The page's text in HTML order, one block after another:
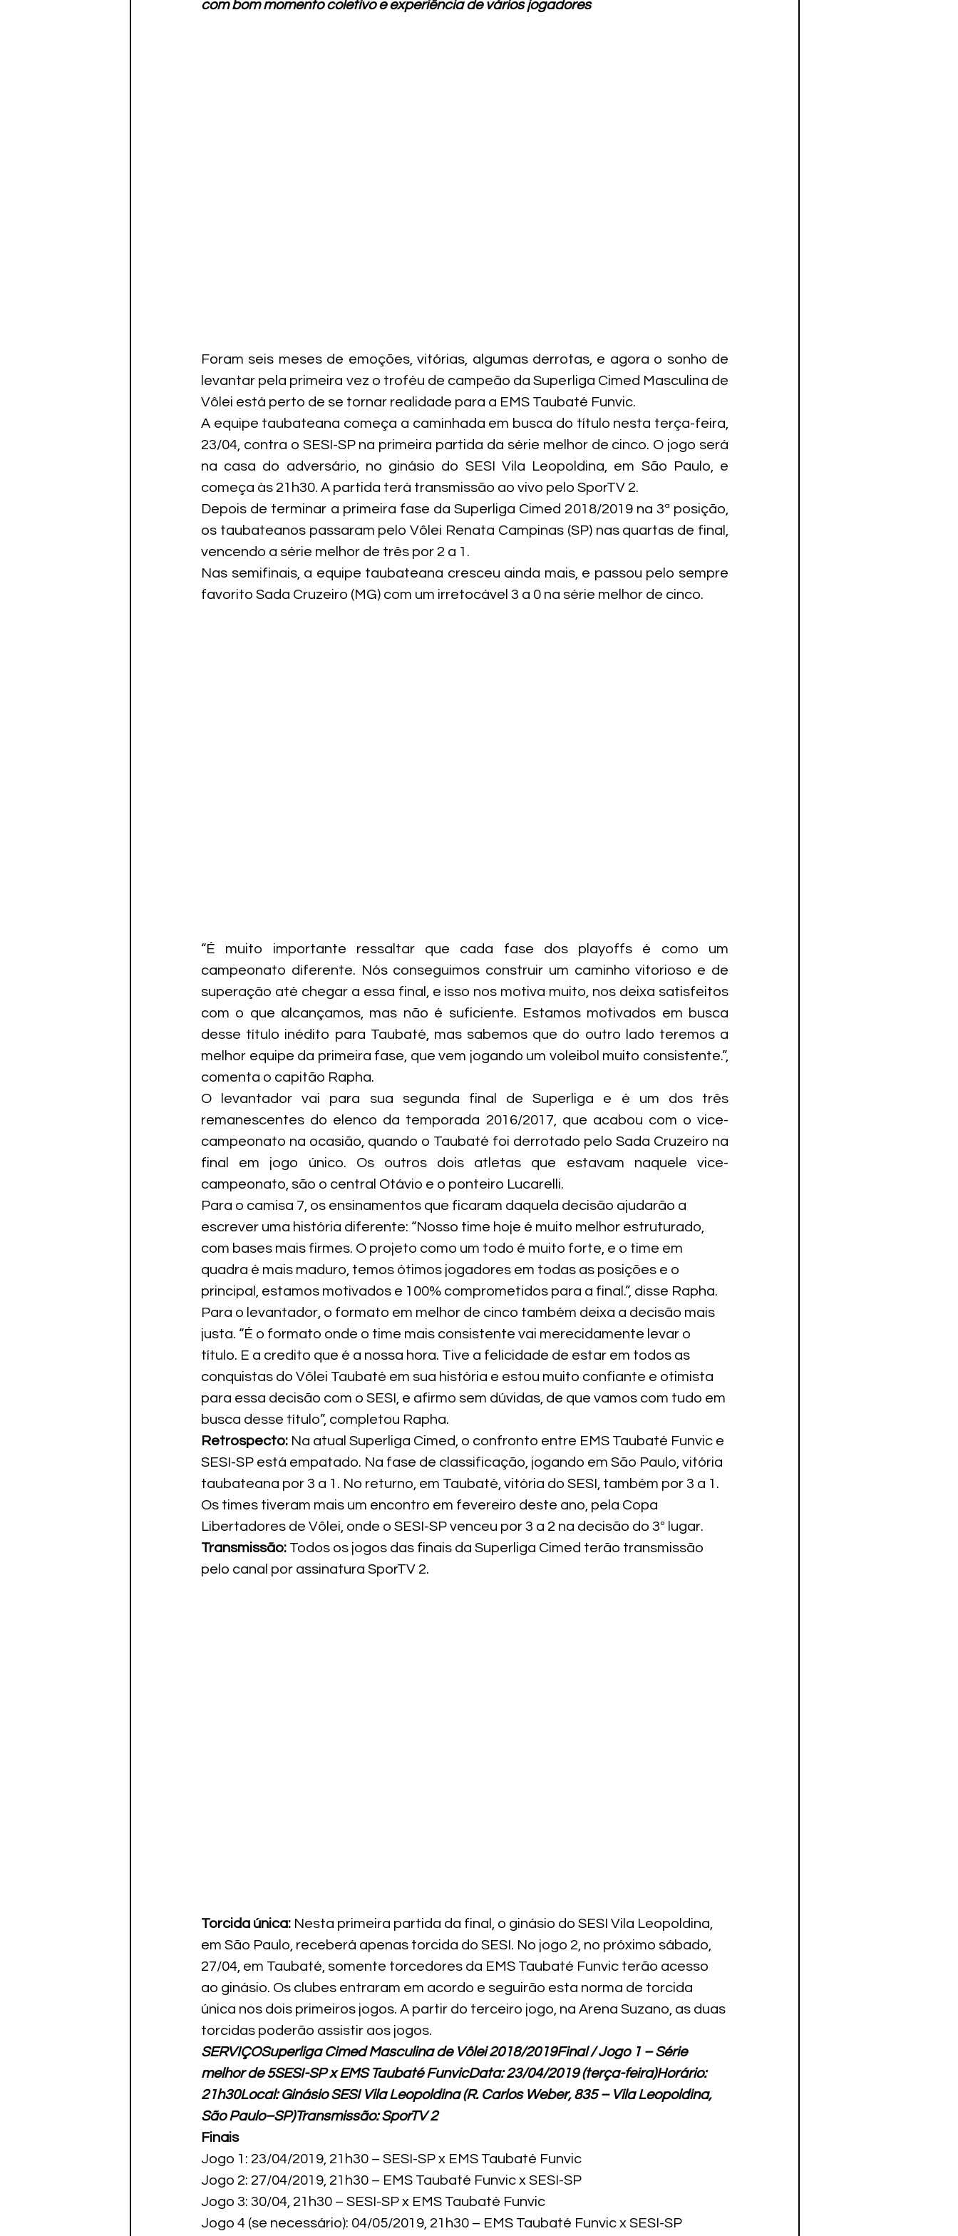
Paratletismocom bom momento coletivo e experiência de vários jogadores
Foram seis meses de emoções, vitórias, algumas derrotas, e agora o sonho de
levantar pela primeira vez o troféu de campeão da Superliga Cimed Masculina de
Vôlei está perto de se tornar realidade para a EMS Taubaté Funvic.
A equipe taubateana começa a caminhada em busca do título nesta terça-feira,
23/04, contra o SESI-SP na primeira partida da série melhor de cinco. O jogo será
na casa do adversário, no ginásio do SESI Vila Leopoldina, em São Paulo, e
começa às 21h30. A partida terá transmissão ao vivo pelo SporTV 2.
Depois de terminar a primeira fase da Superliga Cimed 2018/2019 na 3ª posição,
os taubateanos passaram pelo Vôlei Renata Campinas (SP) nas quartas de final,
vencendo a série melhor de três por 2 a 1.
Nas semifinais, a equipe taubateana cresceu ainda mais, e passou pelo sempre
favorito Sada Cruzeiro (MG) com um irretocável 3 a 0 na série melhor de cinco.
“É muito importante ressaltar que cada fase dos playoffs é como um
campeonato diferente. Nós conseguimos construir um caminho vitorioso e de
superação até chegar a essa final, e isso nos motiva muito, nos deixa satisfeitos
com o que alcançamos, mas não é suficiente. Estamos motivados em busca
desse título inédito para Taubaté, mas sabemos que do outro lado teremos a
melhor equipe da primeira fase, que vem jogando um voleibol muito consistente.”,
comenta o capitão Rapha.
O levantador vai para sua segunda final de Superliga e é um dos três
remanescentes do elenco da temporada 2016/2017, que acabou com o vice-
campeonato na ocasião, quando o Taubaté foi derrotado pelo Sada Cruzeiro na
final em jogo único. Os outros dois atletas que estavam naquele vice-
campeonato, são o central Otávio e o ponteiro Lucarelli.
Para o camisa 7, os ensinamentos que ficaram daquela decisão ajudarão a
escrever uma história diferente: “Nosso time hoje é muito melhor estruturado,
com bases mais firmes. O projeto como um todo é muito forte, e o time em
quadra é mais maduro, temos ótimos jogadores em todas as posições e o
principal, estamos motivados e 100% comprometidos para a final.”, disse Rapha.
Para o levantador, o formato em melhor de cinco também deixa a decisão mais
justa. “É o formato onde o time mais consistente vai merecidamente levar o
título. E a credito que é a nossa hora. Tive a felicidade de estar em todos as
conquistas do Vôlei Taubaté em sua história e estou muito confiante e otimista
para essa decisão com o SESI, e afirmo sem dúvidas, de que vamos com tudo em
busca desse título”, completou Rapha.
Retrospecto: Na atual Superliga Cimed, o confronto entre EMS Taubaté Funvic e
SESI-SP está empatado. Na fase de classificação, jogando em São Paulo, vitória
taubateana por 3 a 1. No returno, em Taubaté, vitória do SESI, também por 3 a 1.
Os times tiveram mais um encontro em fevereiro deste ano, pela Copa
Libertadores de Vôlei, onde o SESI-SP venceu por 3 a 2 na decisão do 3º lugar.
Transmissão: Todos os jogos das finais da Superliga Cimed terão transmissão
pelo canal por assinatura SporTV 2.
Torcida única: Nesta primeira partida da final, o ginásio do SESI Vila Leopoldina,
em São Paulo, receberá apenas torcida do SESI. No jogo 2, no próximo sábado,
27/04, em Taubaté, somente torcedores da EMS Taubaté Funvic terão acesso
ao ginásio. Os clubes entraram em acordo e seguirão esta norma de torcida
única nos dois primeiros jogos. A partir do terceiro jogo, na Arena Suzano, as duas
torcidas poderão assistir aos jogos.
SERVIÇOSuperliga Cimed Masculina de Vôlei 2018/2019Final / Jogo 1 – Série
melhor de 5SESI-SP x EMS Taubaté FunvicData: 23/04/2019 (terça-feira)Horário:
21h30Local: Ginásio SESI Vila Leopoldina (R. Carlos Weber, 835 – Vila Leopoldina,
São Paulo–SP)Transmissão: SporTV 2
Finais
Jogo 1: 23/04/2019, 21h30 – SESI-SP x EMS Taubaté Funvic
Jogo 2: 27/04/2019, 21h30 – EMS Taubaté Funvic x SESI-SP
Jogo 3: 30/04, 21h30 – SESI-SP x EMS Taubaté Funvic
Jogo 4 (se necessário): 04/05/2019, 21h30 – EMS Taubaté Funvic x SESI-SP